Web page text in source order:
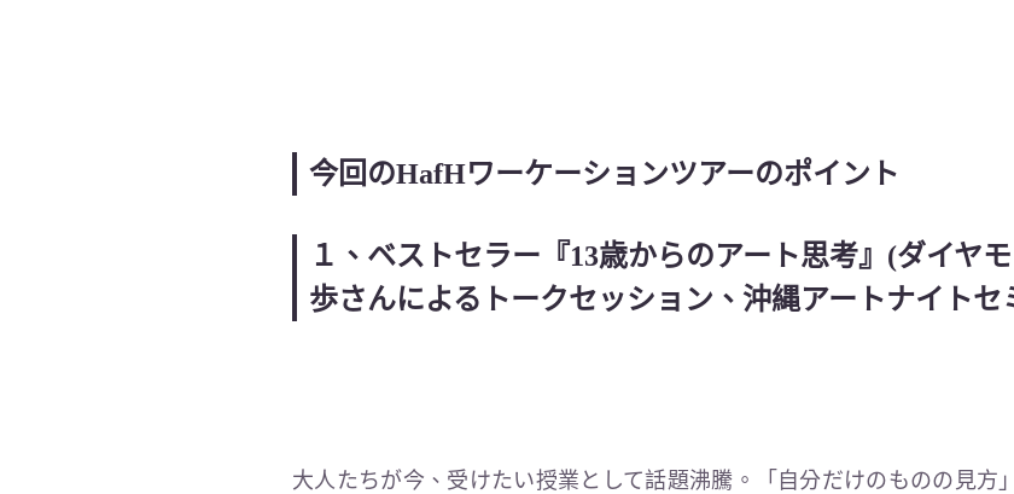
今回のHafHワーケーションツアーのポイント
１、ベストセラー『13歳からのアート思考』(ダイヤ
歩さんによるトークセッション、沖縄アートナイトセ
大人たちが今、受けたい授業として話題沸騰。「自分だけのものの見方